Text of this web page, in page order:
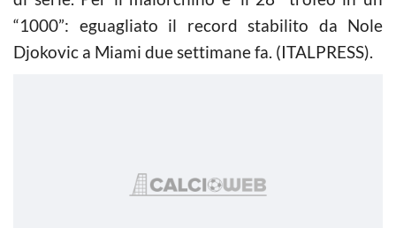
“1000”: eguagliato il record stabilito da Nole
Djokovic a Miami due settimane fa. (ITALPRESS).